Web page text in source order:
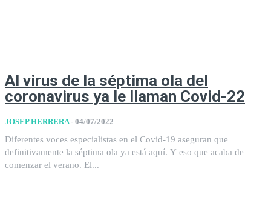
Al virus de la séptima ola del
coronavirus ya le llaman Covid-22
JOSEP HERRERA - 04/07/2022
Diferentes voces especialistas en el Covid-19 aseguran que
definitivamente la séptima ola ya está aquí. Y eso que acaba de
comenzar el verano. El...